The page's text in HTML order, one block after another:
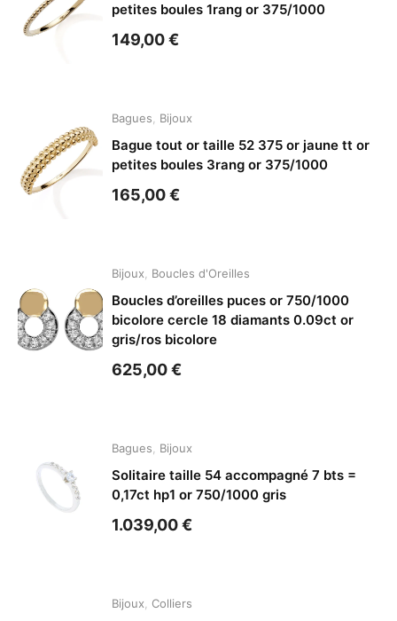
petites boules 1rang or 375/1000
149,00€
Bagues Bijoux
Bague tout or taille 52 375 or jaune tt or
petites boules 3rang or 375/1000
165,00€
Bijoux Boucles d'Oreilles
Boucles d’oreilles puces or 750/1000
bicolore cercle 18 diamants 0.09ct or
gris/ros bicolore
625,00€
Bagues Bijoux
Solitaire taille 54 accompagné 7 bts =
0,17ct hp1 or 750/1000 gris
1.039,00€
Bijoux Colliers